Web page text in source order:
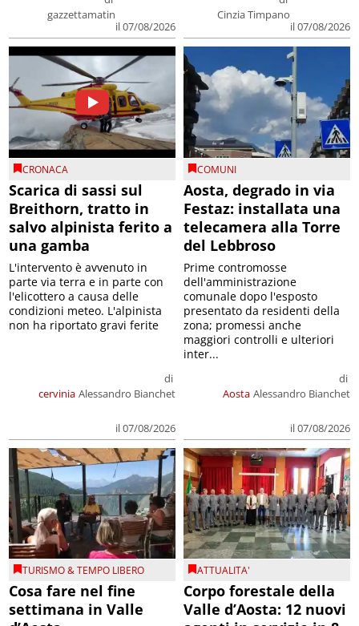
gazzettamatin
il 07/08/2026
Cinzia Timpano
il 07/08/2026
CRONACA
Scarica di sassi sul
Breithorn, tratto in
salvo alpinista ferito a
una gamba
cervinia
di
Alessandro Bianchet
il 07/08/2026
L'intervento è avvenuto in
parte via terra e in parte con
l'elicottero a causa delle
condizioni meteo. L'alpinista
non ha riportato gravi ferite
COMUNI
Aosta, degrado in via
Festaz: installata una
telecamera alla Torre
del Lebbroso
Aosta
di
Alessandro Bianchet
il 07/08/2026
Prime contromosse
dell'amministrazione
comunale dopo l'esposto
presentato da residenti della
zona; promessi anche
maggiori controlli e ulteriori
inter...
TURISMO & TEMPO LIBERO
Cosa fare nel fine
settimana in Valle
ATTUALITA'
Corpo forestale della
Valle d’Aosta: 12 nuovi